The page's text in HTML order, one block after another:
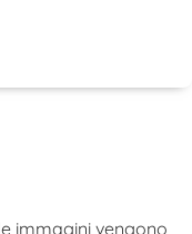
immagini vengono